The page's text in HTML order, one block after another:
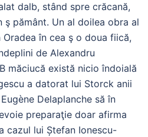
dalb, stând spre crăcană,
ş pământ. Un al doilea obra al
în cea ş o doua fiică,
de Alexandru
măciucă există nicio îndoială
a datorat lui Storck anii
Delaplanche să în
preparaţie doar afirma
cazul lui Ștefan Ionescu-